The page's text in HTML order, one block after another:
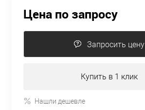
Цена по запросу
Запросить цену
Купить в 1 клик
Нашли дешевле